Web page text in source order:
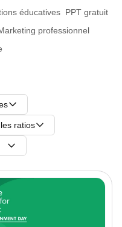
éducatives PPT gratuit
professionnel
ratios